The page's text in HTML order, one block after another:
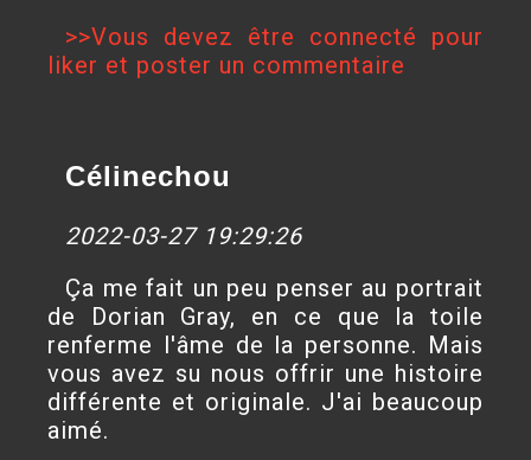
>>Vous devez être connecté pour
liker et poster un commentaire
Célinechou
2022-03-27 19:29:26
Ça me fait un peu penser au portrait
de Dorian Gray, en ce que la toile
renferme l'âme de la personne. Mais
vous avez su nous offrir une histoire
différente et originale. J'ai beaucoup
aimé.